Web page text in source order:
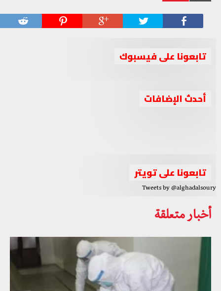
تابعونا على فيسبوك
أحدث الإضافات
جبهة السلام والحرية تدين استهداف حزب العمال
الكوردستاني لقوات البيشمركة بإقليم كوردستان
جبهة السلام والحرية تعقد اجتماعا برئاسة الشيخ أحمد الجربا
تابعونا على تويتر
Tweets by @alghadalsoury
أخبار متعلقة